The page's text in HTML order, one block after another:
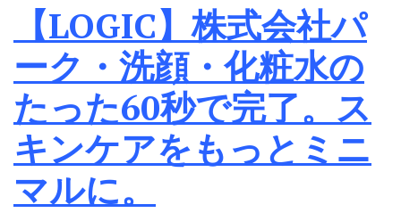
【LOGIC】株式会社パ
ーク・洗顔・化粧水の
たった60秒で完了。ス
キンケアをもっとミニ
マルに。